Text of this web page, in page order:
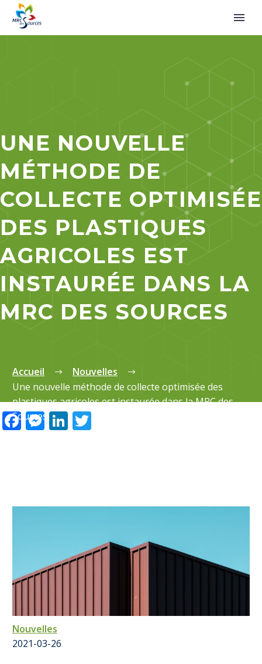
UNE NOUVELLE
MÉTHODE DE
COLLECTE OPTIMISÉE
DES PLASTIQUES
AGRICOLES EST
INSTAURÉE DANS LA
MRC DES SOURCES
Facebook
Messenger
LinkedIn
Accueil
Nouvelles
Une nouvelle méthode de collecte optimisée des
plastiques agricoles est instaurée dans la MRC des
Sources
Nouvelles
2021-03-26